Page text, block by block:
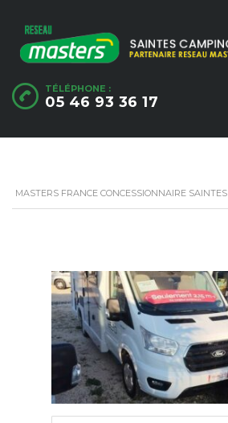
TÉLÉPHONE :
05 46 93 36 17
MASTERS FRANCE CONCESSIONNAIRE SAINTES